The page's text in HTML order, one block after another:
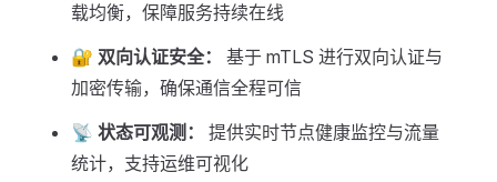
载均衡，保障服务持续在线
🔐 双向认证安全：
基于 mTLS 进行双向认证与
加密传输，确保通信全程可信
📡 状态可观测：
提供实时节点健康监控与流量
统计，支持运维可视化